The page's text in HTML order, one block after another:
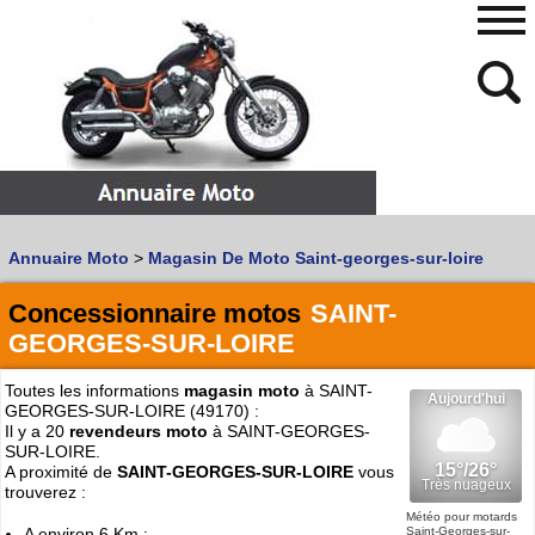
Vous recherchez un garageMOTOouSCOOTER ?
Quoi :
Où :
Trouver un garage Moto !
Recherche avancée
Retrouvez dans votre VILLE
L'ANNUAIRE MOTO & SCOOTER
480
768
Annuaire Moto > Magasin De Moto Saint-georges-sur-loire
Concessionnaire motos SAINT-
GEORGES-SUR-LOIRE
Toutes les informations magasin moto à SAINT-
GEORGES-SUR-LOIRE (49170) :
Il y a 20 revendeurs moto à SAINT-GEORGES-
SUR-LOIRE.
A proximité de SAINT-GEORGES-SUR-LOIRE vous
trouverez :
Météo pour motards
Saint-Georges-sur-